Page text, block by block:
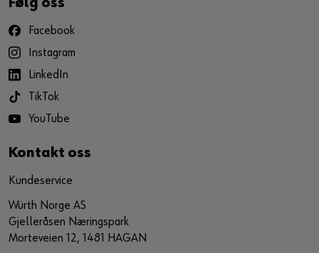
Følg oss
Facebook
Instagram
LinkedIn
TikTok
YouTube
Kontakt oss
Kundeservice
Würth Norge AS
Gjelleråsen Næringspark
Morteveien 12, 1481 HAGAN